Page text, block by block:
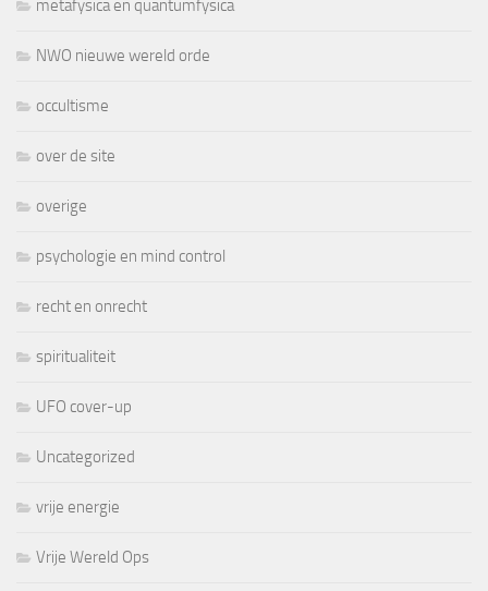
metafysica en quantumfysica
NWO nieuwe wereld orde
occultisme
over de site
overige
psychologie en mind control
recht en onrecht
spiritualiteit
UFO cover-up
Uncategorized
vrije energie
Vrije Wereld Ops